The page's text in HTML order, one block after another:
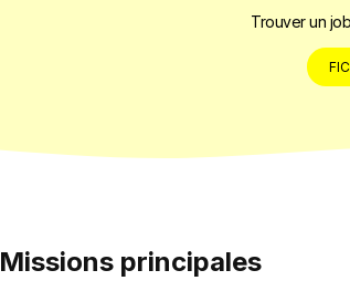
Trouver un
Missions principales